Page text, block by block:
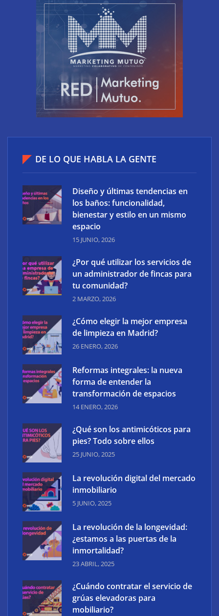
El riesgo oculto del verano en el puesto de trabajo:
XCharge: cinco retos para la electrificación de las
The Factory School explica por qué aprender
herramientas de IA ya no es suficiente para los
profesionales de la arquitectura
DE LO QUE HABLA LA GENTE
Diseño y últimas tendencias en
los baños: funcionalidad,
bienestar y estilo en un mismo
espacio
15 JUNIO, 2026
¿Por qué utilizar los servicios de
un administrador de fincas para
tu comunidad?
2 MARZO, 2026
¿Cómo elegir la mejor empresa
de limpieza en Madrid?
26 ENERO, 2026
Reformas integrales: la nueva
forma de entender la
transformación de espacios
14 ENERO, 2026
¿Qué son los antimicóticos para
pies? Todo sobre ellos
25 JUNIO, 2025
La revolución digital del mercado
inmobiliario
5 JUNIO, 2025
La revolución de la longevidad:
¿estamos a las puertas de la
inmortalidad?
23 ABRIL, 2025
¿Cuándo contratar el servicio de
grúas elevadoras para
mobiliario?